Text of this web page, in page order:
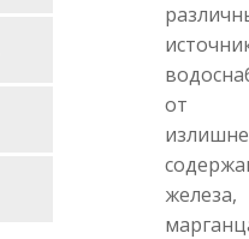
от
железа,